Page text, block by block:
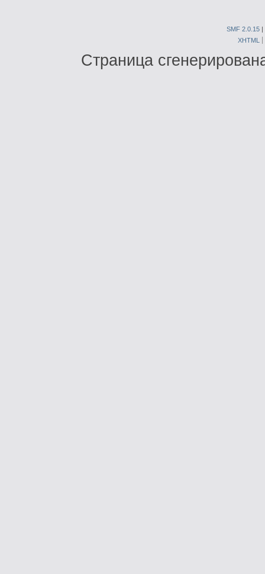
SMF 2.0.15 |
XHTML
Страница